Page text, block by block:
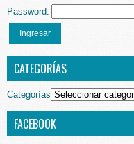
Password:
Ingresar
CATEGORÍAS
Categorías
FACEBOOK